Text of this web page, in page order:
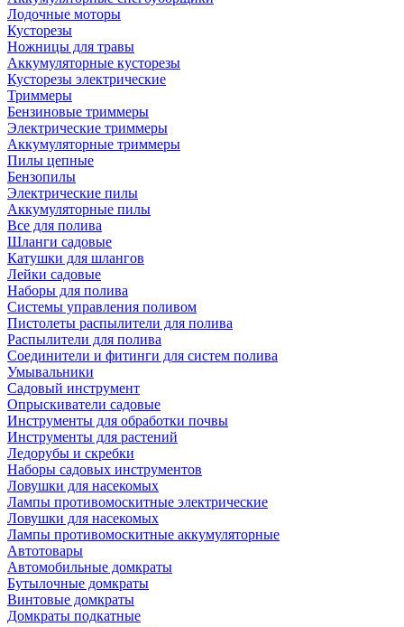
Лодочные моторы
Кусторезы
Ножницы для травы
Аккумуляторные кусторезы
Кусторезы электрические
Триммеры
Бензиновые триммеры
Электрические триммеры
Аккумуляторные триммеры
Пилы цепные
Бензопилы
Электрические пилы
Аккумуляторные пилы
Все для полива
Шланги садовые
Катушки для шлангов
Лейки садовые
Наборы для полива
Системы управления поливом
Пистолеты распылители для полива
Распылители для полива
Соединители и фитинги для систем полива
Умывальники
Садовый инструмент
Опрыскиватели садовые
Инструменты для обработки почвы
Инструменты для растений
Ледорубы и скребки
Наборы садовых инструментов
Ловушки для насекомых
Лампы противомоскитные электрические
Ловушки для насекомых
Лампы противомоскитные аккумуляторные
Автотовары
Автомобильные домкраты
Бутылочные домкраты
Винтовые домкраты
Домкраты подкатные